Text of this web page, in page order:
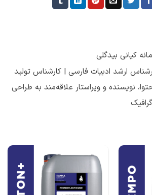
کیانی بیدگلی
ارشد ادبیات فارسی | کارشناس تولید
نویسنده و ویراستار علاقه‌مند به طراحی